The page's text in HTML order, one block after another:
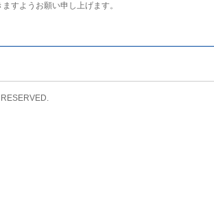
すようお願い申し上げます。